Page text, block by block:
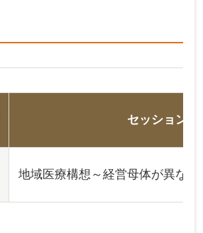
セッション名
地域医療構想～経営母体が異な